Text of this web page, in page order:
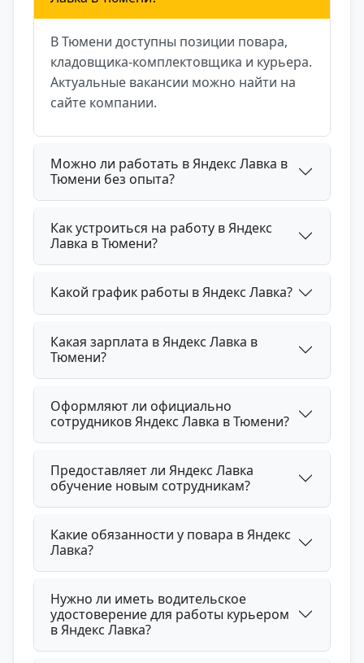
В Тюмени доступны позиции повара,
кладовщика‑комплектовщика и курьера.
Актуальные вакансии можно найти на
сайте компании.
Можно ли работать в Яндекс Лавка в
Тюмени без опыта?
Как устроиться на работу в Яндекс
Лавка в Тюмени?
Какой график работы в Яндекс Лавка?
Какая зарплата в Яндекс Лавка в
Тюмени?
Оформляют ли официально
сотрудников Яндекс Лавка в Тюмени?
Предоставляет ли Яндекс Лавка
обучение новым сотрудникам?
Какие обязанности у повара в Яндекс
Лавка?
Нужно ли иметь водительское
удостоверение для работы курьером
в Яндекс Лавка?